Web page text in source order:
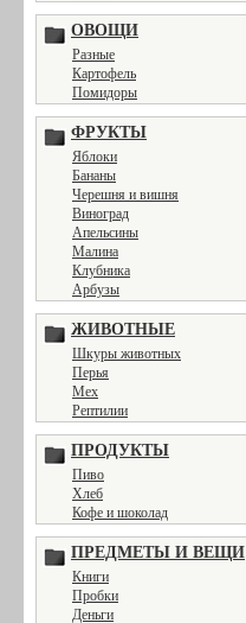
ОВОЩИ
Разные
Картофель
Помидоры
ФРУКТЫ
Яблоки
Бананы
Черешня и вишня
Виноград
Апельсины
Малина
Клубника
Арбузы
ЖИВОТНЫЕ
Шкуры животных
Перья
Мех
Рептилии
ПРОДУКТЫ
Пиво
Хлеб
Кофе и шоколад
ПРЕДМЕТЫ И ВЕЩИ
Книги
Пробки
Деньги